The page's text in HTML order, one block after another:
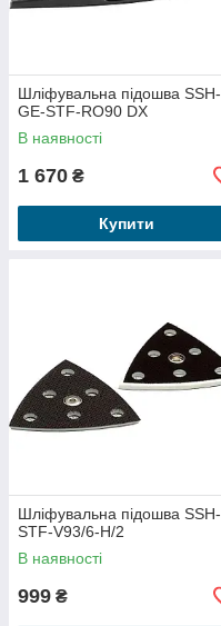
Шліфувальна підошва SSH-
GE-STF-RO90 DX
В наявності
1 670 ₴
Купити
Шліфувальна підошва SSH-
STF-V93/6-H/2
В наявності
999 ₴